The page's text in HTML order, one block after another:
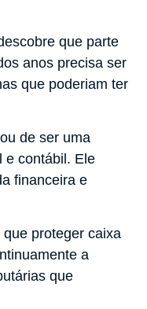
que parte
anos precisa ser
que poderiam ter
de ser uma
e contábil. Ele
financeira e
proteger caixa
a
que